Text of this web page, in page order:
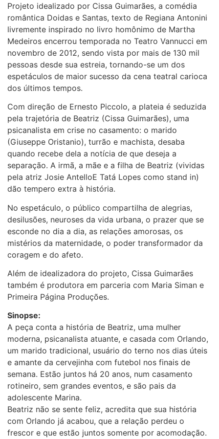
Projeto idealizado por Cissa Guimarães, a comédia
romântica Doidas e Santas, texto de Regiana Antonini
livremente inspirado no livro homônimo de Martha
Medeiros encerrou temporada no Teatro Vannucci em
novembro de 2012, sendo vista por mais de 130 mil
pessoas desde sua estreia, tornando-se um dos
espetáculos de maior sucesso da cena teatral carioca
dos últimos tempos.
Com direção de Ernesto Piccolo, a plateia é seduzida
pela trajetória de Beatriz (Cissa Guimarães), uma
psicanalista em crise no casamento: o marido
(Giuseppe Oristanio), turrão e machista, desaba
quando recebe dela a notícia de que deseja a
separação. A irmã, a mãe e a filha de Beatriz (vividas
pela atriz Josie AntelloE Tatá Lopes como stand in)
dão tempero extra à história.
No espetáculo, o público compartilha de alegrias,
desilusões, neuroses da vida urbana, o prazer que se
esconde no dia a dia, as relações amorosas, os
mistérios da maternidade, o poder transformador da
coragem e do afeto.
Além de idealizadora do projeto, Cissa Guimarães
também é produtora em parceria com Maria Siman e
Primeira Página Produções.
Sinopse:
A peça conta a história de Beatriz, uma mulher
moderna, psicanalista atuante, e casada com Orlando,
um marido tradicional, usuário do terno nos dias úteis
e amante da cervejinha com futebol nos finais de
semana. Estão juntos há 20 anos, num casamento
rotineiro, sem grandes eventos, e são pais da
adolescente Marina.
Beatriz não se sente feliz, acredita que sua história
com Orlando já acabou, que a relação perdeu o
frescor e que estão juntos somente por acomodação.